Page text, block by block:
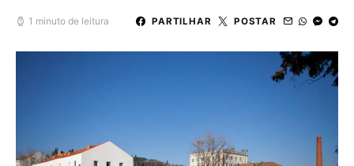
1 minuto de leitura PARTILHAR POSTAR